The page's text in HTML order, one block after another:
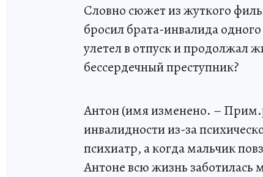
Словно сюжет из жуткого
бросил брата-инвалида
улетел в отпуск и продолжал
бессердечный преступник?
Антон (имя изменено. –
инвалидности из-за
психиатр, а когда мальчик
Антоне всю жизнь заботилась